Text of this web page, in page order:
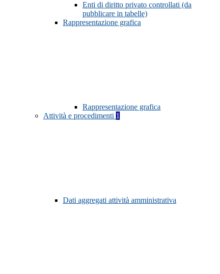
Enti di diritto privato controllati (da
pubblicare in tabelle)
Rappresentazione grafica
Rappresentazione grafica
Attività e procedimenti 1
Dati aggregati attività amministrativa